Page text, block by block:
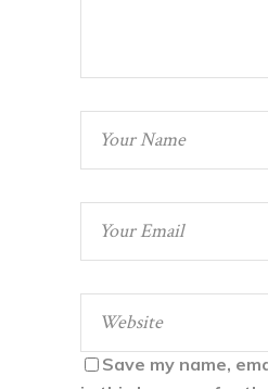
Save my name,